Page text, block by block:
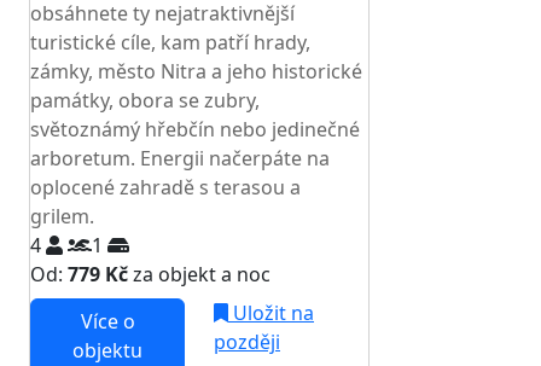
obsáhnete ty nejatraktivnější
turistické cíle, kam patří hrady,
zámky, město Nitra a jeho historické
památky, obora se zubry,
světoznámý hřebčín nebo jedinečné
arboretum. Energii načerpáte na
oplocené zahradě s terasou a
grilem.
4
1
Od: 779 Kčza objekt a noc
Více o
objektu
Uložit na
později